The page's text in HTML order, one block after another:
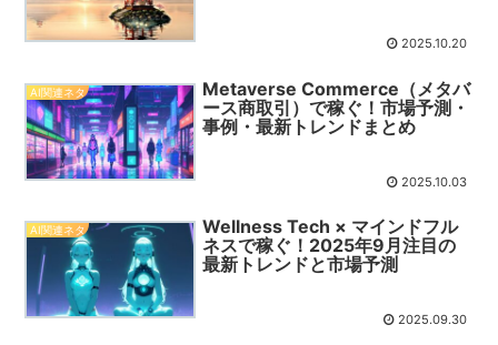
2025.10.20
AI関連ネタ
Metaverse Commerce（メタバ
ース商取引）で稼ぐ！市場予測・
事例・最新トレンドまとめ
2025.10.03
AI関連ネタ
Wellness Tech × マインドフル
ネスで稼ぐ！2025年9月注目の
最新トレンドと市場予測
2025.09.30